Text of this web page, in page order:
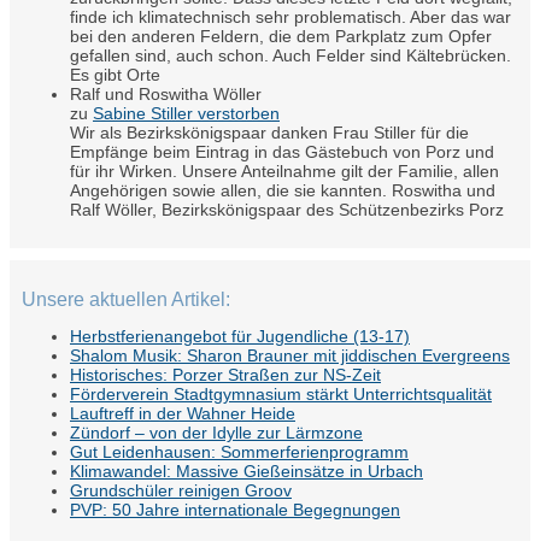
finde ich klimatechnisch sehr problematisch. Aber das war
bei den anderen Feldern, die dem Parkplatz zum Opfer
gefallen sind, auch schon. Auch Felder sind Kältebrücken.
Es gibt Orte
Ralf und Roswitha Wöller
zu Sabine Stiller verstorben
Wir als Bezirkskönigspaar danken Frau Stiller für die
Empfänge beim Eintrag in das Gästebuch von Porz und
für ihr Wirken. Unsere Anteilnahme gilt der Familie, allen
Angehörigen sowie allen, die sie kannten. Roswitha und
Ralf Wöller, Bezirkskönigspaar des Schützenbezirks Porz
Unsere aktuellen Artikel:
Herbstferienangebot für Jugendliche (13-17)
Shalom Musik: Sharon Brauner mit jiddischen Evergreens
Historisches: Porzer Straßen zur NS-Zeit
Förderverein Stadtgymnasium stärkt Unterrichtsqualität
Lauftreff in der Wahner Heide
Zündorf – von der Idylle zur Lärmzone
Gut Leidenhausen: Sommerferienprogramm
Klimawandel: Massive Gießeinsätze in Urbach
Grundschüler reinigen Groov
PVP: 50 Jahre internationale Begegnungen